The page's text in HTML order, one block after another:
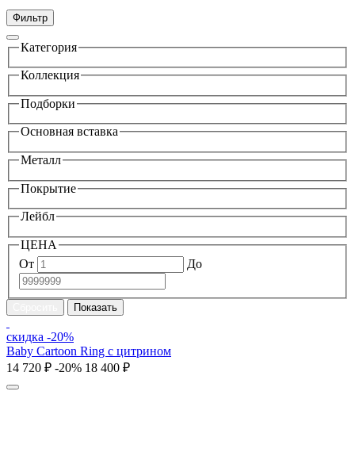
Фильтр
Категория
Коллекция
Подборки
Основная вставка
Металл
Покрытие
Лейбл
ЦЕНА
От
До
скидка -20%
Baby Cartoon Ring с цитрином
14 720 ₽ -20% 18 400 ₽